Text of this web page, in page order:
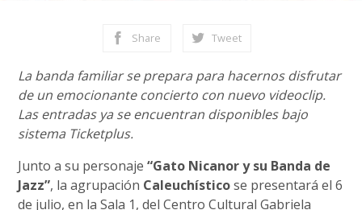
Share Tweet
La banda familiar se prepara para hacernos disfrutar
de un emocionante concierto con nuevo videoclip.
Las entradas ya se encuentran disponibles bajo
sistema Ticketplus.
Junto a su personaje“Gato Nicanor y su Banda de
Jazz”, la agrupación Caleuchísticose presentará el 6
de julio, en la Sala 1, del Centro Cultural Gabriela